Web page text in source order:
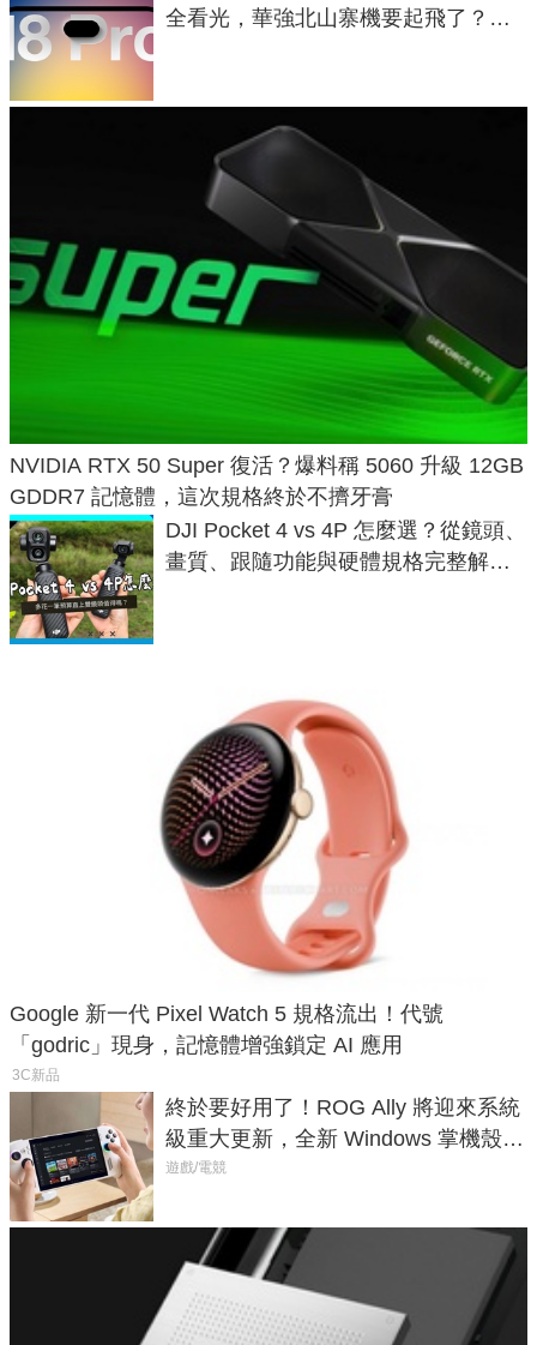
全看光，華強北山寨機要起飛了？專
NVIDIA RTX 50 Super 復活？爆料稱 5060 升級 12GB
GDDR7 記憶體，這次規格終於不擠牙膏
DJI Pocket 4 vs 4P 怎麼選？從鏡頭、
畫質、跟隨功能與硬體規格完整解
Google 新一代 Pixel Watch 5 規格流出！代號
「godric」現身，記憶體增強鎖定 AI 應用
3C新品
終於要好用了！ROG Ally 將迎來系統
級重大更新，全新 Windows 掌機殼模
式讓操作就像 Xbox 一樣順暢
遊戲/電競